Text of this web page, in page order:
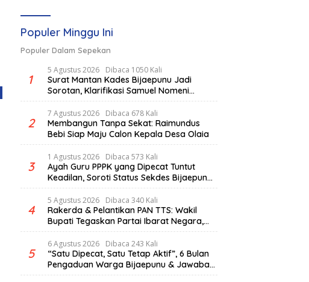
Populer Minggu Ini
Populer Dalam Sepekan
1
5 Agustus 2026 Dibaca 1050 Kali
Surat Mantan Kades Bijaepunu Jadi
Sorotan, Klarifikasi Samuel Nomeni
Berbeda dengan Isi Dokumen yang
Beredar
2
7 Agustus 2026 Dibaca 678 Kali
Membangun Tanpa Sekat: Raimundus
Bebi Siap Maju Calon Kepala Desa Olaia
3
1 Agustus 2026 Dibaca 573 Kali
Ayah Guru PPPK yang Dipecat Tuntut
Keadilan, Soroti Status Sekdes Bijaepunu
yang Masih Aktif Bekerja
4
5 Agustus 2026 Dibaca 340 Kali
Rakerda & Pelantikan PAN TTS: Wakil
Bupati Tegaskan Partai Ibarat Negara,
SPK Buka Kabar Sawah 3.000 Hektar &
Larangan Politik Uang
5
6 Agustus 2026 Dibaca 243 Kali
“Satu Dipecat, Satu Tetap Aktif”, 6 Bulan
Pengaduan Warga Bijaepunu & Jawaban
Asisten I TTS: Pelan-pelan, Tapi Pasti.